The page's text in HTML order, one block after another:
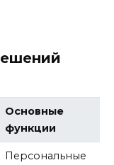
Основные
функции
Персональные